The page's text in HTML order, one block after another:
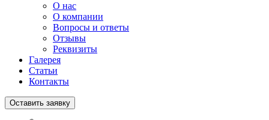
О нас
О компании
Вопросы и ответы
Отзывы
Реквизиты
Галерея
Статьи
Контакты
Оставить заявку